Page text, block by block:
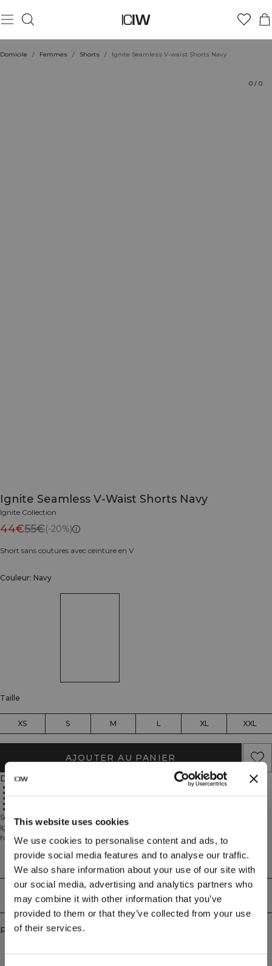
This website uses cookies
We use cookies to personalise content and ads, to
provide social media features and to analyse our traffic.
We also share information about your use of our site with
our social media, advertising and analytics partners who
may combine it with other information that you’ve
provided to them or that they’ve collected from your use
of their services.
Domicile / Femmes / Shorts / Ignite Seamless V-waist Shorts Navy
0 / 0
Ignite Seamless V-Waist Shorts Navy
Ignite Collection
44€55€(-20%)
Short sans coutures avec ceinture en V
Couleur: Navy
Taille
XS S M L XL XXL
AJOUTER AU PANIER
Description
Ceinture en V
Sculptez, bougez et performez dans le short sans coutures à ceinture en V
Ignite. Conçu avec une ceinture avant en V flatteuse, ce short sans coutures
haute performance offre un ajustement serré et maintenu qui reste en place.
Fabriqué à partir d'un tissu respirant qui dispose d'une extensibilité dans
quatre directions et du tissu SWEATTECH™ pour vous garder au frais et au
sec. 88% polyamide, 12% elastan.
Aspects techniques
Livraison & retours
Produits similaires